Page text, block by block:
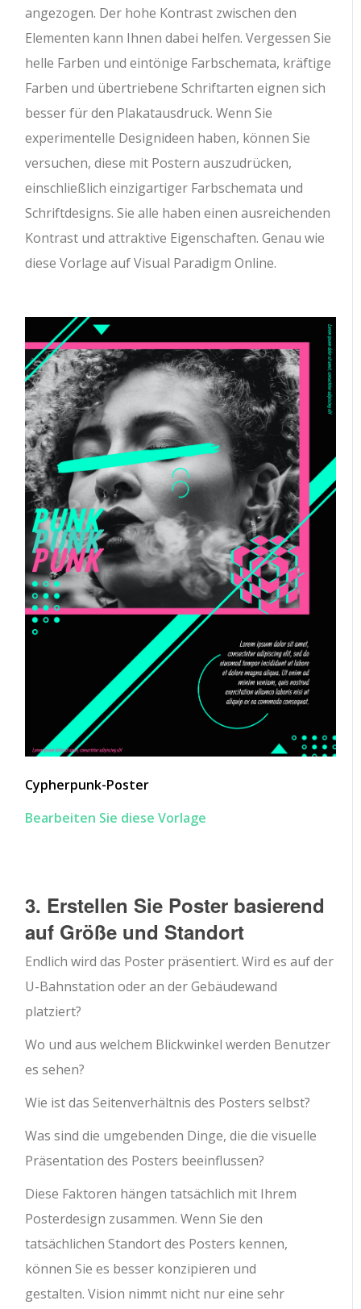
angezogen. Der hohe Kontrast zwischen den
Elementen kann Ihnen dabei helfen. Vergessen Sie
helle Farben und eintönige Farbschemata, kräftige
Farben und übertriebene Schriftarten eignen sich
besser für den Plakatausdruck. Wenn Sie
experimentelle Designideen haben, können Sie
versuchen, diese mit Postern auszudrücken,
einschließlich einzigartiger Farbschemata und
Schriftdesigns. Sie alle haben einen ausreichenden
Kontrast und attraktive Eigenschaften. Genau wie
diese Vorlage auf Visual Paradigm Online.
Cypherpunk-Poster
Bearbeiten Sie diese Vorlage
3. Erstellen Sie Poster basierend
auf Größe und Standort
Endlich wird das Poster präsentiert. Wird es auf der
U-Bahnstation oder an der Gebäudewand
platziert?
Wo und aus welchem ​​Blickwinkel werden Benutzer
es sehen?
Wie ist das Seitenverhältnis des Posters selbst?
Was sind die umgebenden Dinge, die die visuelle
Präsentation des Posters beeinflussen?
Diese Faktoren hängen tatsächlich mit Ihrem
Posterdesign zusammen. Wenn Sie den
tatsächlichen Standort des Posters kennen,
können Sie es besser konzipieren und
gestalten. Vision nimmt nicht nur eine sehr